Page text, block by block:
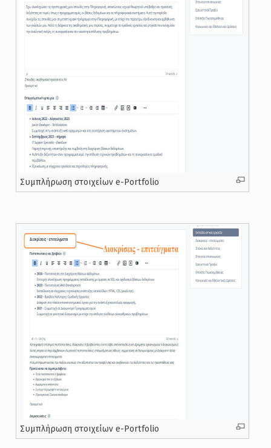
Συμπλήρωση στοιχείων e-Portfolio
Συμπλήρωση στοιχείων e-Portfolio